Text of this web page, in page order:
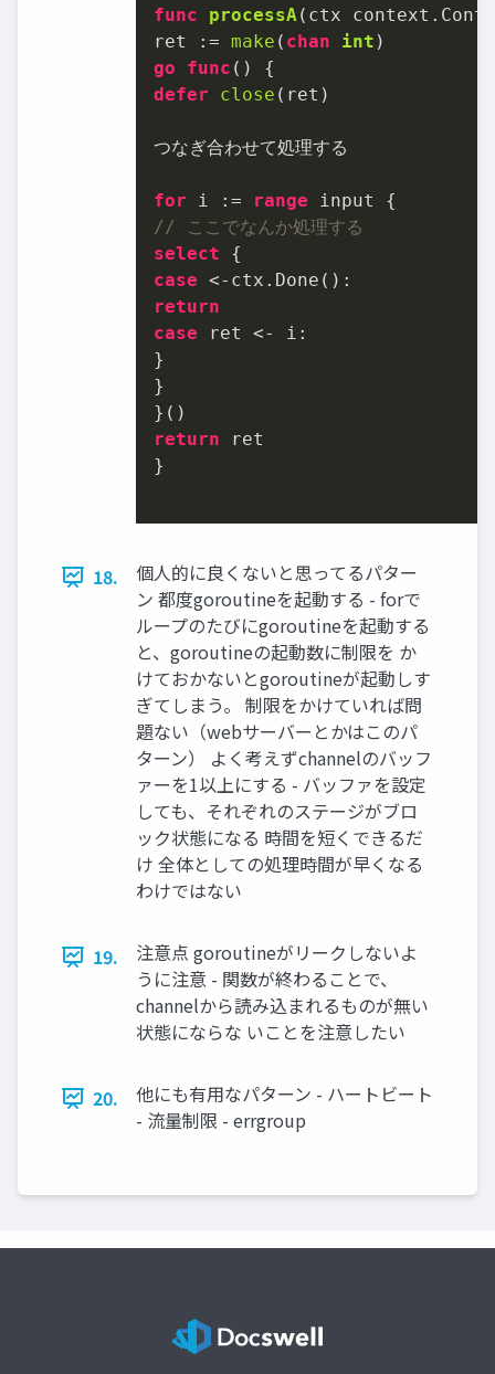
func processA(ctx
ret := make ( chan int
go
func ()
defer
close (ret)
つなぎ合わせて処理する
for i := range
// ここでなんか処理する
select
case
return
case ret <- i:
}
}
return ret
}
18.
個人的に良くないと思ってるパター
ン 都度goroutineを起動する - forで
ループのたびにgoroutineを起動する
と、goroutineの起動数に制限を か
けておかないとgoroutineが起動しす
ぎてしまう。 制限をかけていれば問
題ない（webサーバーとかはこのパ
ターン） よく考えずchannelのバッフ
ァーを1以上にする - バッファを設定
しても、それぞれのステージがブロ
ック状態になる 時間を短くできるだ
け 全体としての処理時間が早くなる
わけではない
19.
注意点 goroutineがリークしないよ
うに注意 - 関数が終わることで、
channelから読み込まれるものが無い
状態にならな いことを注意したい
20.
他にも有用なパターン - ハートビート
- 流量制限 - errgroup